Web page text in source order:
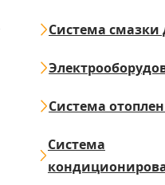
Система смазки
Система
Система